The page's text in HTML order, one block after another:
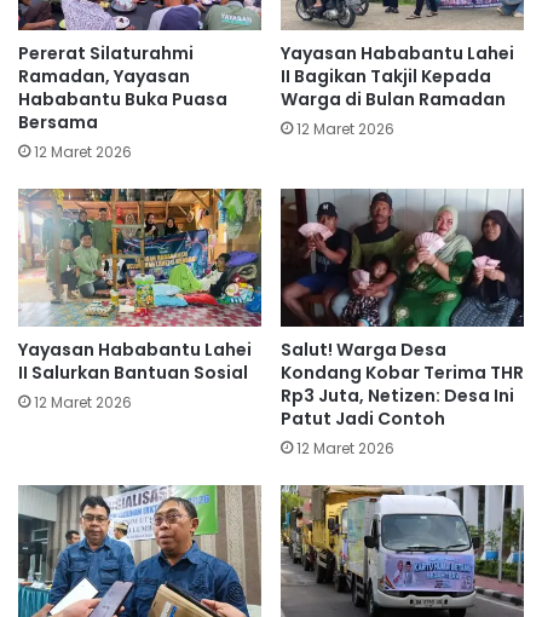
Pererat Silaturahmi
Ramadan, Yayasan
Hababantu Buka Puasa
Bersama
12 Maret 2026
Yayasan Hababantu Lahei
II Bagikan Takjil Kepada
Warga di Bulan Ramadan
12 Maret 2026
Yayasan Hababantu Lahei
II Salurkan Bantuan Sosial
12 Maret 2026
Salut! Warga Desa
Kondang Kobar Terima THR
Rp3 Juta, Netizen: Desa Ini
Patut Jadi Contoh
12 Maret 2026